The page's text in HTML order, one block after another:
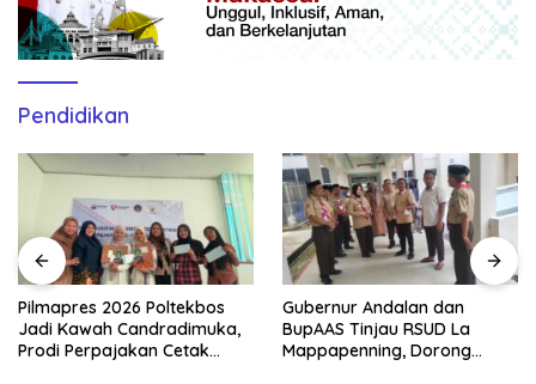
Pendidikan
Gubernur Andalan dan
BupAAS Tinjau RSUD La
Mappapenning, Dorong
Paradoks Emas di Tengah
Ketegangan Geopolitik:
Membaca Arah Kekayaan di